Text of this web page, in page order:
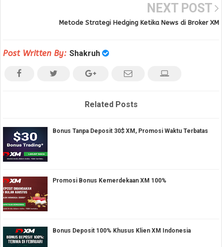
NEXT POST
Metode Strategi Hedging Ketika News di Broker XM
Post Written By: Shakruh
Related Posts
Bonus Tanpa Deposit 30$ XM, Promosi Waktu Terbatas
Promosi Bonus Kemerdekaan XM 100%
Bonus Deposit 100% Khusus Klien XM Indonesia